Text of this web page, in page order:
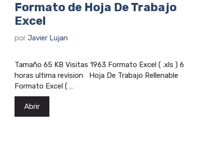
Formato de Hoja De Trabajo
Excel
por Javier Lujan
Tamaño 65 KB Visitas 1963 Formato Excel ( .xls ) 6
horas ultima revision Hoja De Trabajo Rellenable
Formato Excel ( …
Abrir